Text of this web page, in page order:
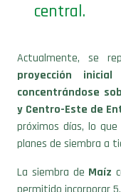
proyección
concentrándose
y Centro-Este de
próximos días, lo
planes de siembra a
La siembra deMaíz
permitido incorporar
alcanzando así un